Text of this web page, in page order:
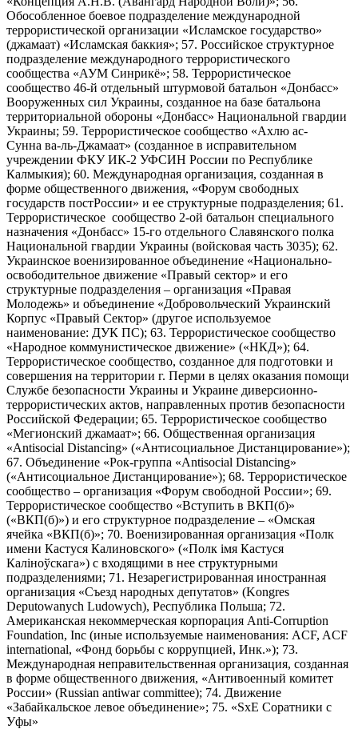
Обособленное боевое подразделение международной
террористической организации «Исламское государство»
(джамаат) «Исламская баккия»; 57. Российское структурное
подразделение международного террористического
сообщества «АУМ Синрикё»; 58. Террористическое
сообщество 46-й отдельный штурмовой батальон «Донбасс»
Вооруженных сил Украины, созданное на базе батальона
территориальной обороны «Донбасс» Национальной гвардии
Украины; 59. Террористическое сообщество «Ахлю ас-
Сунна ва-ль-Джамаат» (созданное в исправительном
учреждении ФКУ ИК-2 УФСИН России по Республике
Калмыкия); 60. Международная организация, созданная в
форме общественного движения, «Форум свободных
государств постРоссии» и ее структурные подразделения; 61.
Террористическое сообщество 2-ой батальон специального
назначения «Донбасс» 15-го отдельного Славянского полка
Национальной гвардии Украины (войсковая часть 3035); 62.
Украинское военизированное объединение «Национально-
освободительное движение «Правый сектор» и его
структурные подразделения – организация «Правая
Молодежь» и объединение «Добровольческий Украинский
Корпус «Правый Сектор» (другое используемое
наименование: ДУК ПС); 63. Террористическое сообщество
«Народное коммунистическое движение» («НКД»); 64.
Террористическое сообщество, созданное для подготовки и
совершения на территории г. Перми в целях оказания помощи
Службе безопасности Украины и Украине диверсионно-
террористических актов, направленных против безопасности
Российской Федерации; 65. Террористическое сообщество
«Мегионский джамаат»; 66. Общественная организация
«Antisocial Distancing» («Антисоциальное Дистанцирование»);
67. Объединение «Рок-группа «Antisocial Distancing»
(«Антисоциальное Дистанцирование»); 68. Террористическое
сообщество – организация «Форум свободной России»; 69.
Террористическое сообщество «Вступить в ВКП(б)»
(«ВКП(б)») и его структурное подразделение – «Омская
ячейка «ВКП(б)»; 70. Военизированная организация «Полк
имени Кастуся Калиновского» («Полк iмя Кастуся
Калiноўскага») с входящими в нее структурными
подразделениями; 71. Незарегистрированная иностранная
организация «Съезд народных депутатов» (Kongres
Deputowanych Ludowych), Республика Польша; 72.
Американская некоммерческая корпорация Anti-Corruption
Foundation, Inc (иные используемые наименования: ACF, ACF
international, «Фонд борьбы с коррупцией, Инк.»); 73.
Международная неправительственная организация, созданная
в форме общественного движения, «Антивоенный комитет
России» (Russian antiwar committee); 74. Движение
«Забайкальское левое объединение»; 75. «SxE Соратники с
Уфы»